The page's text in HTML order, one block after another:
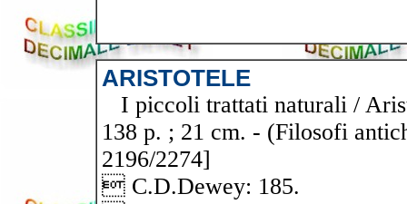
ARISTOTELE
I piccoli trattati naturali /
138 p. ; 21 cm. - (Filosofi
2196/2274]
 C.D.Dewey: 185.